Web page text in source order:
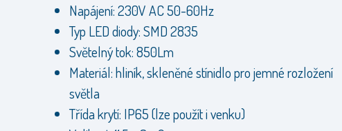
Napájení: 230V AC 50-60Hz
Typ LED diody: SMD 2835
Světelný tok: 850Lm
Materiál: hliník, skleněné stínidlo pro jemné rozložení
světla
Třída krytí: IP65 (lze použít i venku)